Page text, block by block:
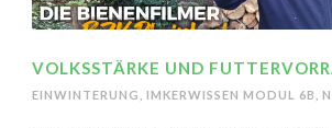
VOLKSSTÄRKE UND
EINWINTERUNG IMKERWISSEN MODUL 6B